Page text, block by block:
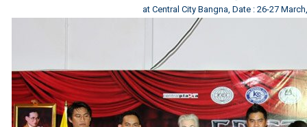
at Central City Bangna, Date : 26-27